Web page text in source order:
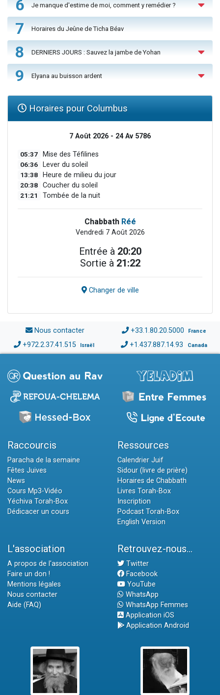
6 Je manque d'estime de moi, comment y remédier ?
7 Horaires du Jeûne de Ticha Béav
8 DERNIERS JOURS : Sauvez la jambe de Yohan
9 Elyana au buisson ardent
Horaires pour Columbus
7 Août 2026 - 24 Av 5786
05:37 Mise des Téfilines
06:36 Lever du soleil
13:38 Heure de milieu du jour
20:38 Coucher du soleil
21:21 Tombée de la nuit
Chabbath Réé
Vendredi 7 Août 2026
Entrée à 20:20
Sortie à 21:22
Changer de ville
Nous contacter +33.1.80.20.5000 France
+972.2.37.41.515 Israël +1.437.887.14.93 Canada
Raccourcis
Paracha de la semaine
Fêtes Juives
News
Cours Mp3-Vidéo
Yéchiva Torah-Box
Dédicacer un cours
Ressources
Calendrier Juif
Sidour (livre de prière)
Horaires de Chabbath
Livres Torah-Box
Inscription
Podcast Torah-Box
English Version
L'association
A propos de l'association
Faire un don !
Mentions légales
Nous contacter
Aide (FAQ)
Retrouvez-nous...
Twitter
Facebook
YouTube
WhatsApp
WhatsApp Femmes
Application iOS
Application Android